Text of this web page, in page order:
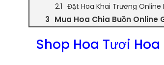
Đặt Hoa Khai Trương Online
Mua Hoa Chia Buồn Online
Shop Hoa Tươi Hoa